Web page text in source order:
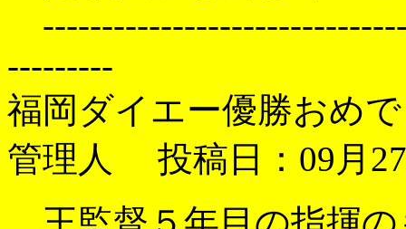
---------
福岡ダイエー優勝おめ
管理人 投稿日：09月27